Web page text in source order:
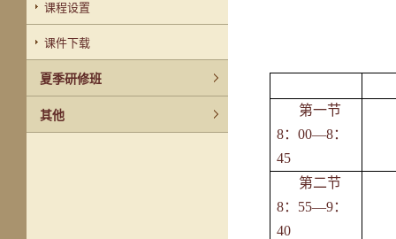
课程设置
课件下载
夏季研修班
其他
第一节
8：00—8：
45
第二节
8：55—9：
40